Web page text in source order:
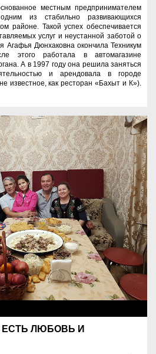
местным предпринимателем
из стабильно развивающихся
районе. Такой успех обеспечивается
услуг и неустанной заботой о
Агафья Дюнхаковна окончила Техникум
этого работала в автомагазине
А в 1997 году она решила заняться
и арендовала в городе
известное, как ресторан «Бахыт и К»).
ЕСТЬ ЛЮБОВЬ И